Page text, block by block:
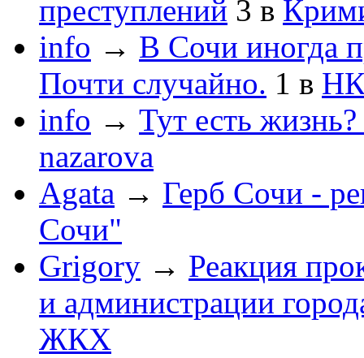
преступлений 3 в
info → В Сочи иногда
Почти случайно. 1 в
info → Тут есть
nazarova
Agata → Герб Сочи -
Сочи"
Grigory → Реакция
и администрации
ЖКХ